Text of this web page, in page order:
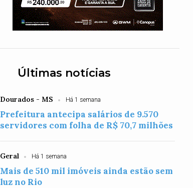
Últimas notícias
Dourados - MS Há 1 semana
Prefeitura antecipa salários de 9.570
servidores com folha de R$ 70,7 milhões
Geral Há 1 semana
Mais de 510 mil imóveis ainda estão sem
luz no Rio